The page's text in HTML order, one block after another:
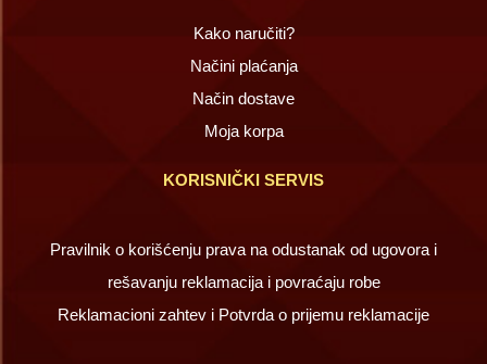
Kako naručiti?
Načini plaćanja
Način dostave
Moja korpa
KORISNIČKI SERVIS
Pravilnik o korišćenju prava na odustanak od ugovora i
rešavanju reklamacija i povraćaju robe
Reklamacioni zahtev i Potvrda o prijemu reklamacije